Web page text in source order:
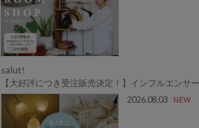
salut!
【大好評につき受注販売決定！】インフルエンサ
2026.08.03
NEW